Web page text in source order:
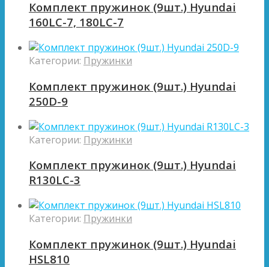
Комплект пружинок (9шт.) Hyundai
160LC-7, 180LC-7
Категории: Пружинки
Комплект пружинок (9шт.) Hyundai
250D-9
Категории: Пружинки
Комплект пружинок (9шт.) Hyundai
R130LC-3
Категории: Пружинки
Комплект пружинок (9шт.) Hyundai
HSL810